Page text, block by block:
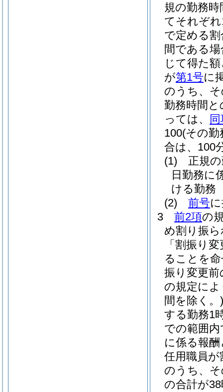
規の勤務
てそれぞ
で定める割
間である
じて得た
が第1号に
のうち、
勤務時間
っては、
100(その勤
合は、100
(1)
正規
日勤務に
ける勤務
(2)
前号
3
前2項の
め割り振
「割振り
ることを
振り変更
の規定に
間を除く。)
する勤務1
での範囲
に係る報
任用職員
のうち、
の合計が